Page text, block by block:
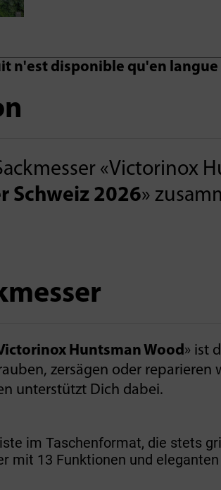
n'est disponible qu'en
«Victorinox
Schweiz 2026»
Huntsman Wood» ist
zersägen oder reparieren
unterstützt Dich dabei.
im Taschenformat, die stets
mit 13 Funktionen und